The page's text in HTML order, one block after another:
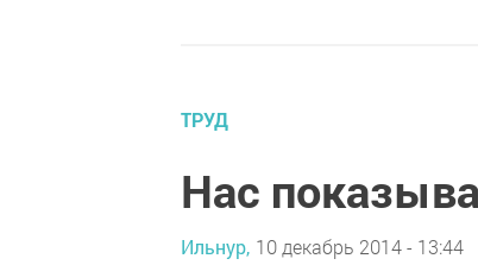
ТРУД
Нас
Ильнур, 10 декабрь 2014 - 13:44